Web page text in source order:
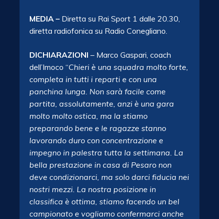
MEDIA – Diretta su Rai Sport 1 dalle 20.30,
diretta radiofonica su Radio Conegliano.
DICHIARAZIONI – Marco Gaspari, coach
dell’Imoco “Chieri è una squadra molto forte,
completa in tutti i reparti e con una
panchina lunga. Non sarà facile come
partita, assolutamente, anzi è una gara
molto molto ostica, ma la stiamo
preparando bene e le ragazze stanno
lavorando duro con concentrazione e
impegno in palestra tutta la settimana. La
bella prestazione in casa di Pesaro non
deve condizionarci, ma solo darci fiducia nei
nostri mezzi. La nostra posizione in
classifica è ottima, stiamo facendo un bel
campionato e vogliamo confermarci anche